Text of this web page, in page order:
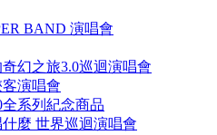
BAND 演唱會
奇幻之旅3.0巡迴演唱會
客演唱會
全系列紀念商品
什麼 世界巡迴演唱會